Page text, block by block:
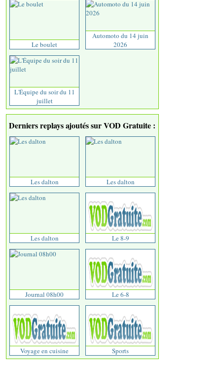
Le boulet
Automoto du 14 juin
2026
L'Équipe du soir du 11
juillet
Derniers replays ajoutés sur VOD Gratuite :
Les dalton Les dalton
Les dalton Le 8-9
Journal 08h00 Le 6-8
Voyage en cuisine Sports